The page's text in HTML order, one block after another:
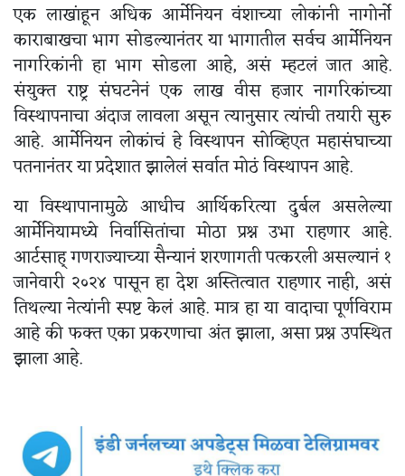
एक लाखांहून अधिक आर्मेनियन वंशाच्या लोकांनी नागोर्नो
काराबाखचा भाग सोडल्यानंतर या भागातील सर्वच आर्मेनियन
नागरिकांनी हा भाग सोडला आहे, असं म्हटलं जात आहे.
संयुक्त राष्ट्र संघटनेनं एक लाख वीस हजार नागरिकांच्या
विस्थापनाचा अंदाज लावला असून त्यानुसार त्यांची तयारी सुरु
आहे. आर्मेनियन लोकांचं हे विस्थापन सोव्हिएत महासंघाच्या
पतनानंतर या प्रदेशात झालेलं सर्वात मोठं विस्थापन आहे.
या विस्थापानामुळे आधीच आर्थिकरित्या दुर्बल असलेल्या
आर्मेनियामध्ये निर्वासितांचा मोठा प्रश्न उभा राहणार आहे.
आर्टसाह् गणराज्याच्या सैन्यानं शरणागती पत्करली असल्यानं १
जानेवारी २०२४ पासून हा देश अस्तित्वात राहणार नाही, असं
तिथल्या नेत्यांनी स्पष्ट केलं आहे. मात्र हा या वादाचा पूर्णविराम
आहे की फक्त एका प्रकरणाचा अंत झाला, असा प्रश्न उपस्थित
झाला आहे.